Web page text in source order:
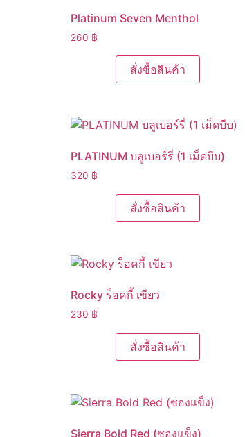
Platinum Seven Menthol
260 ฿
สั่งซื้อสินค้า
PLATINUM บลูเบอร์รี่ (1 เม็ดบีบ)
320 ฿
สั่งซื้อสินค้า
Rocky ร็อคกี้ เขียว
230 ฿
สั่งซื้อสินค้า
Sierra Bold Red (ซองแข็ง)